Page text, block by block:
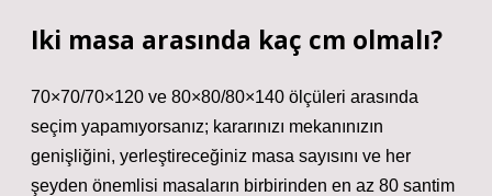
Iki masa arasında kaç cm olmalı?
70×70/70×120 ve 80×80/80×140 ölçüleri arasında
seçim yapamıyorsanız; kararınızı mekanınızın
genişliğini, yerleştireceğiniz masa sayısını ve her
şeyden önemlisi masaların birbirinden en az 80 santim